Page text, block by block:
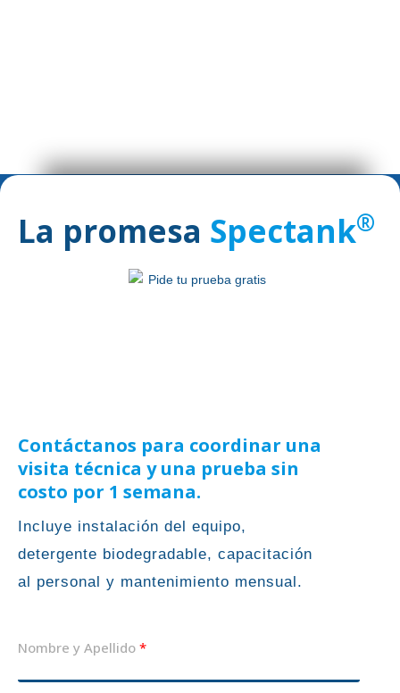
La promesa Spectank®
Contáctanos para coordinar una
visita técnica y una prueba sin
costo por 1 semana.
Incluye instalación del equipo,
detergente biodegradable, capacitación
al personal y mantenimiento mensual.
Nombre y Apellido